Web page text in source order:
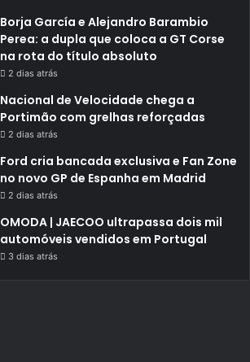
Borja García e Alejandro Barambio
Perea: a dupla que coloca a GT Corse
na rota do título absoluto
2 dias atrás
Nacional de Velocidade chega a
Portimão com grelhas reforçadas
2 dias atrás
Ford cria bancada exclusiva e Fan Zone
no novo GP de Espanha em Madrid
2 dias atrás
OMODA | JAECOO ultrapassa dois mil
automóveis vendidos em Portugal
3 dias atrás